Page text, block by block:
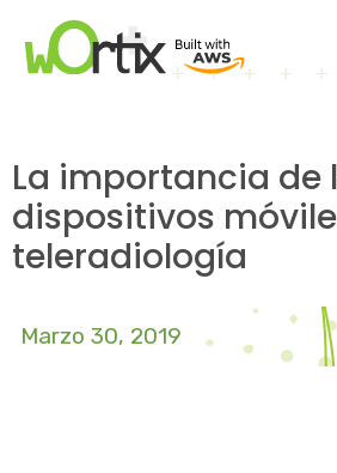
La importancia de
dispositivos
teleradiología
Marzo 30, 2019